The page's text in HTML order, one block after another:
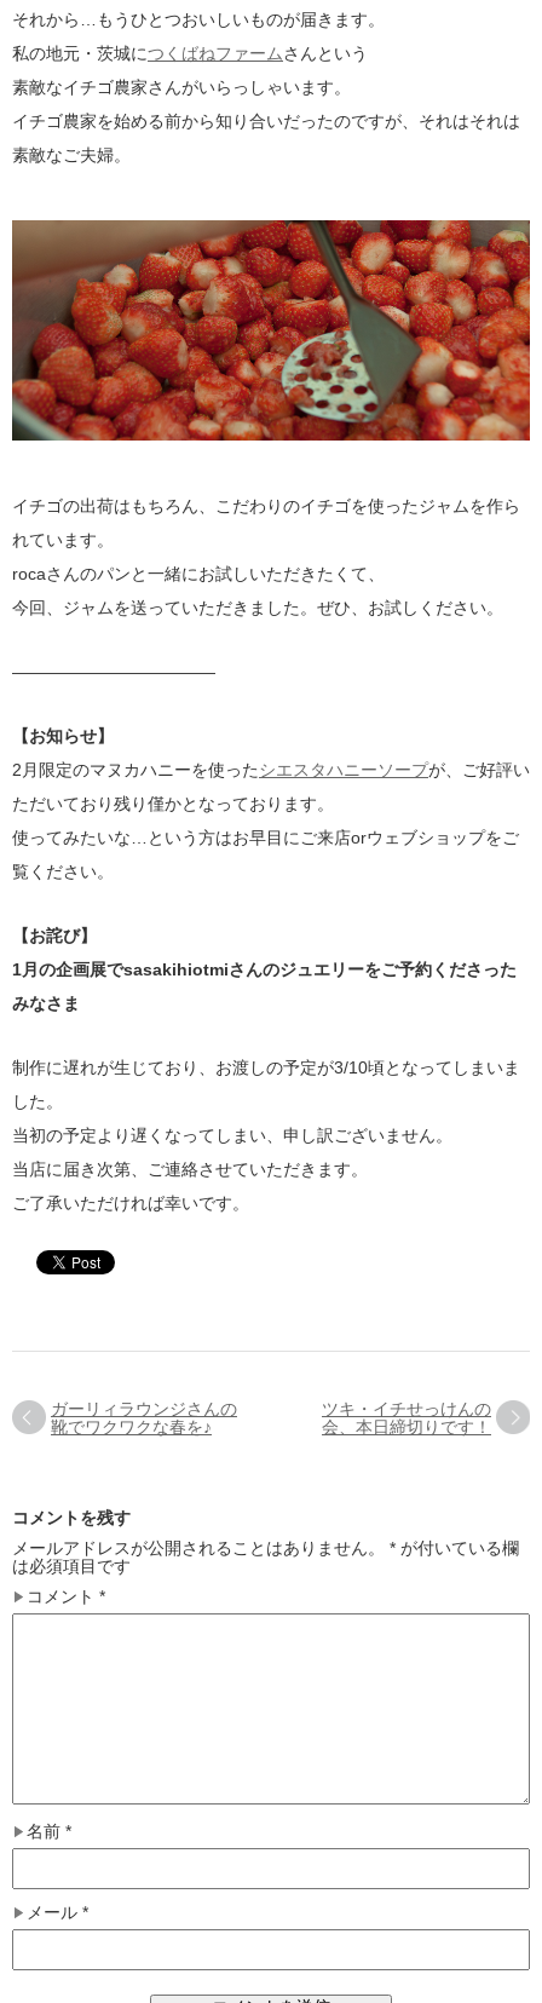
それから…もうひとつおいしいものが届きます。
私の地元・茨城につくばねファームさんという
素敵なイチゴ農家さんがいらっしゃいます。
イチゴ農家を始める前から知り合いだったのですが、それはそれは
素敵なご夫婦。
イチゴの出荷はもちろん、こだわりのイチゴを使ったジャムを作ら
れています。
rocaさんのパンと一緒にお試しいただきたくて、
今回、ジャムを送っていただきました。ぜひ、お試しください。
————————————
【お知らせ】
2月限定のマヌカハニーを使ったシエスタハニーソープが、ご好評い
ただいており残り僅かとなっております。
使ってみたいな…という方はお早目にご来店orウェブショップをご
覧ください。
【お詫び】
1月の企画展でsasakihiotmiさんのジュエリーをご予約くださった
みなさま
制作に遅れが生じており、お渡しの予定が3/10頃となってしまいま
した。
当初の予定より遅くなってしまい、申し訳ございません。
当店に届き次第、ご連絡させていただきます。
ご了承いただければ幸いです。
ガーリィラウンジさんの
靴でワクワクな春を♪
ツキ・イチせっけんの
会、本日締切りです！
コメントを残す
メールアドレスが公開されることはありません。
* が付いている欄
は必須項目です
コメント *
名前 *
メール *